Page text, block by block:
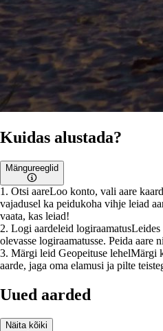
Kuidas alustada?
Mängureeglid
1 . Otsi aareLoo konto, vali aare
vajadusel ka peidukoha vihje leiad
vaata, kas leiad!
2. Logi aardeleid logiraamatusLeides
olevasse logiraamatusse. Peida aare
3. Märgi leid Geopeituse lehelMärgi
aarde, jaga oma elamusi ja pilte
Uued aarded
Näita kõiki